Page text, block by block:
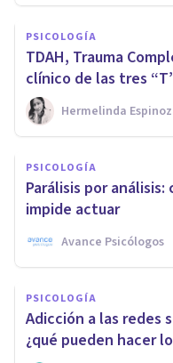
PSICOLOGÍA
TDAH, Trauma
clínico de las tres
Hermelinda
PSICOLOGÍA
Parálisis por
impide actuar
Avance Psicólogos
PSICOLOGÍA
Adicción a las redes
¿qué pueden hacer